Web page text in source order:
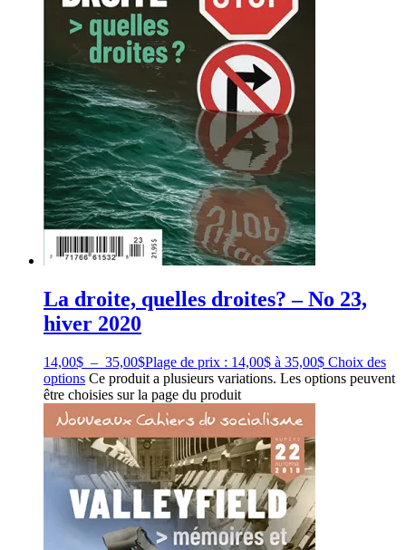
La droite, quelles droites? – No 23,
hiver 2020
14,00$ – 35,00$Plage de prix : 14,00$ à 35,00$ Choix des
options Ce produit a plusieurs variations. Les options peuvent
être choisies sur la page du produit